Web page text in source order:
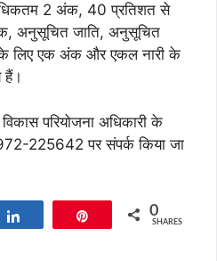
2 अंक, 40 प्रतिशत से
अनुसूचित जाति, अनुसूचित
के लिए एक अंक और एकल नारी के
हैं।
परियोजना अधिकारी के
225642 पर संपर्क किया जा
0
SHARES